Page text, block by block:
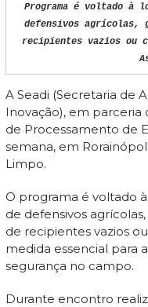
Programa é voltado à
defensivos agrícolas,
recipientes vazios ou
A Seadi (Secretaria de
Inovação), em
de Processamento de
semana, em
Limpo.
O programa é voltado
de defensivos
de recipientes vazios
medida essencial para
segurança no campo.
Durante encontro